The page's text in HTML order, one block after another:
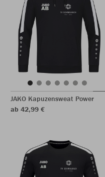
JAKO Kapuzensweat Power
ab 42,99 €